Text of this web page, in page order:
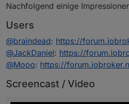
Nachfolgend einige
Users
@braindead: https://
@JackDaniel: https://
@Mooo: https://
Screencast / Video